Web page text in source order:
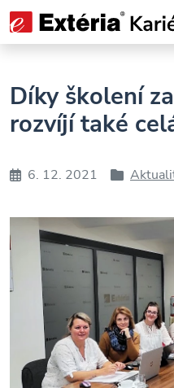
Díky školení
rozvíjí také
Datum6. 12. 2021 Rubriky